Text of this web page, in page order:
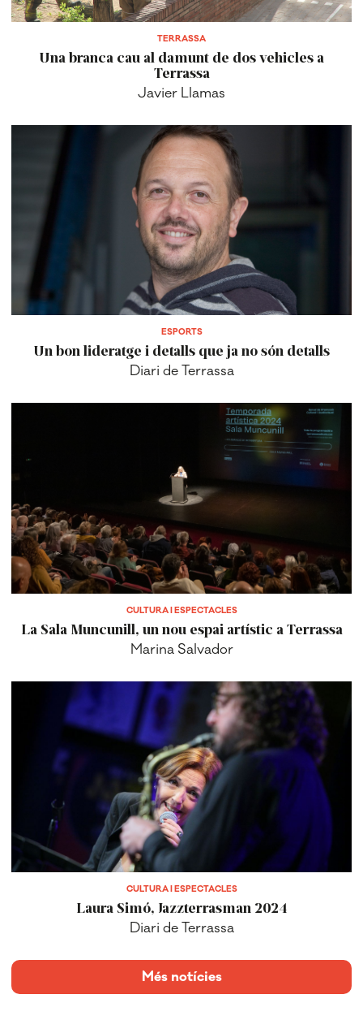
TERRASSA
Una branca cau al damunt de dos vehicles a
Terrassa
Javier Llamas
ESPORTS
Un bon lideratge i detalls que ja no són detalls
Diari de Terrassa
CULTURA I ESPECTACLES
La Sala Muncunill, un nou espai artístic a Terrassa
Marina Salvador
CULTURA I ESPECTACLES
Laura Simó, Jazzterrasman 2024
Diari de Terrassa
Més notícies